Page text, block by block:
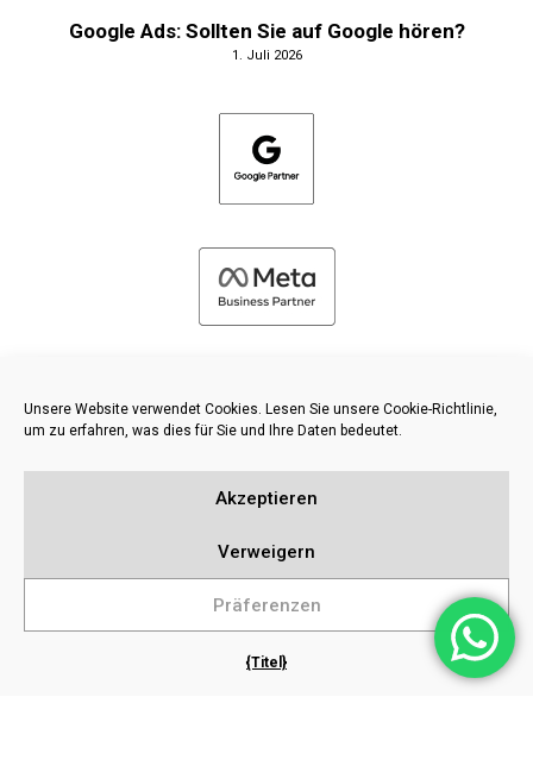
Unsere Website verwendet Cookies. Lesen Sie unsere Cookie-Richtlinie,
um zu erfahren, was dies für Sie und Ihre Daten bedeutet.
Akzeptieren
Verweigern
Präferenzen
{Titel}
Google Ads: Sollten Sie auf Google hören?
1. Juli 2026
2026 FRESH PIES LTD - ALLE RECHTE VORBEHALTEN
Wissensdatenbank
Inhaltsverzeichnis